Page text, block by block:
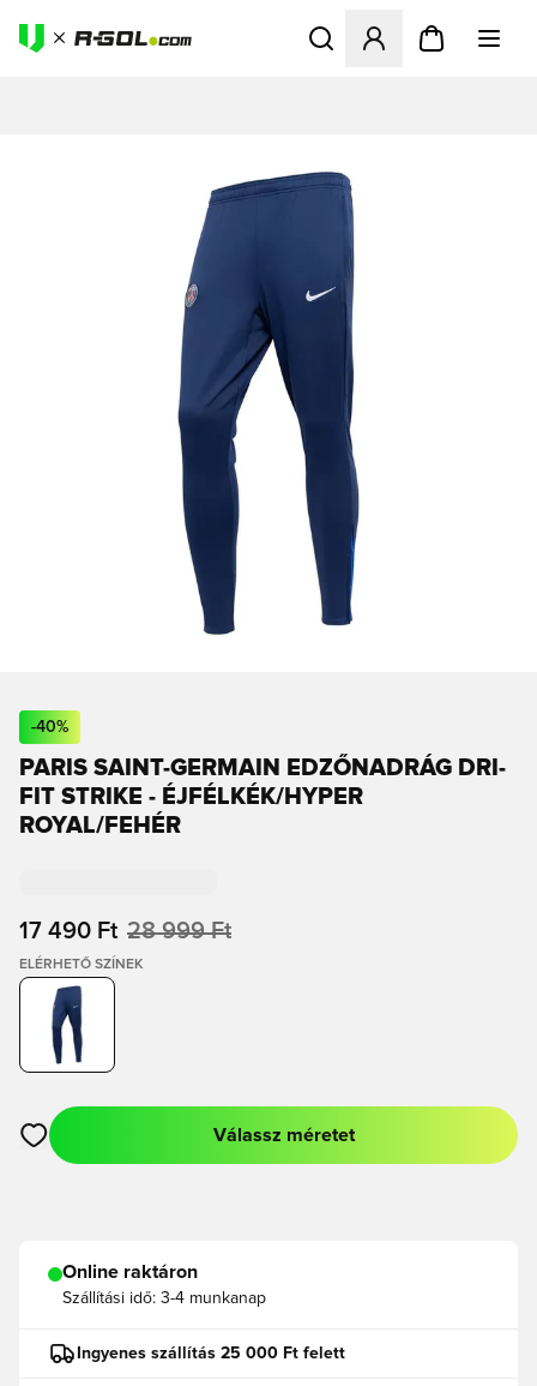
Megnyit egy modált a
-40%
PARIS SAINT-GERMAIN EDZŐNADRÁG DRI-
FIT STRIKE - ÉJFÉLKÉK/HYPER
ROYAL/FEHÉR
17 490 Ft 28 999 Ft
ELÉRHETŐ SZÍNEK
Megnyit egy modált a bejelentkezéshez vagy a tagként való
Válassz méretet
Online raktáron
Szállítási idő: 3-4 munkanap
Ingyenes szállítás 25 000 Ft felett